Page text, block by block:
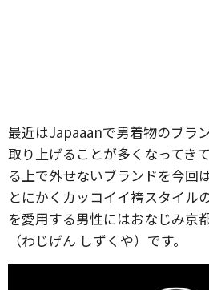
最近はJapaaanで男着物のブラ
取り上げることが多くなってき
る上で外せないブランドを今回
とにかくカッコイイ袴スタイル
を愛用する男性にはおなじみ京
（わじげん しずくや）です。